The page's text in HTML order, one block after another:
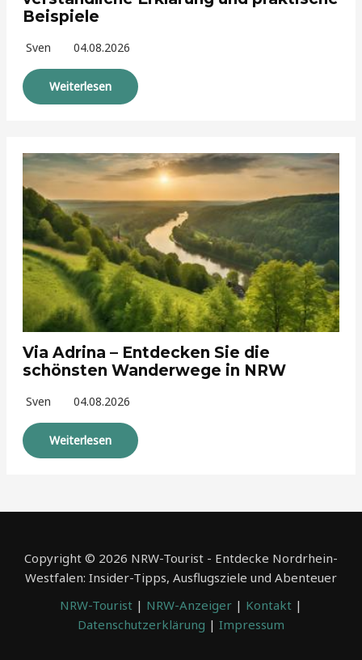
Beispiele
Sven 04.08.2026
Weiterlesen
Via Adrina – Entdecken Sie die
schönsten Wanderwege in NRW
Sven 04.08.2026
Weiterlesen
Copyright © 2026 NRW-Tourist - Entdecke Nordrhein-
Westfalen: Insider-Tipps, Ausflugsziele und Abenteuer
NRW-Tourist | NRW-Anzeiger | Kontakt |
Datenschutzerklärung | Impressum